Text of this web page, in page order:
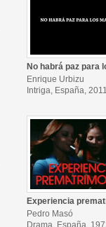
No habrá paz para
Enrique Urbizu
Intriga, España,
Experiencia
Pedro Masó
Drama, España,